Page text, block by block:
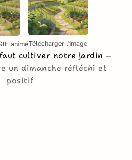
animéTélécharger l'image
cultiver notre jardin
un dimanche réfléchi et
positif